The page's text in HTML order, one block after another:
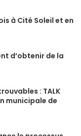
à Cité Soleil et en
d’obtenir de la
: TALK
municipale de